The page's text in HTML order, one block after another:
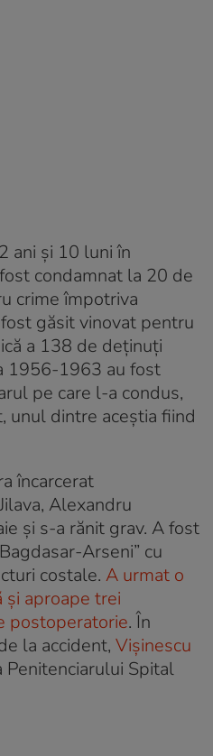
ani și 10 luni în
condamnat la 20 de
crime împotriva
găsit vinovat pentru
a 138 de deținuți
1956-1963 au fost
pe care l-a condus,
unul dintre aceștia fiind
încarcerat
Alexandru
și s-a rănit grav. A fost
Arseni” cu
costale. A urmat o
și aproape trei
postoperatorie. În
la accident, Vișinescu
Spital